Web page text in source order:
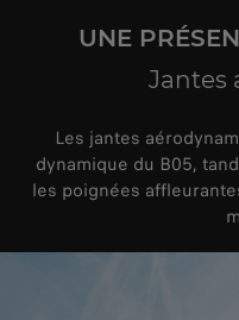
UNE
Jantes
Les jantes
dynamique du B05,
les poignées